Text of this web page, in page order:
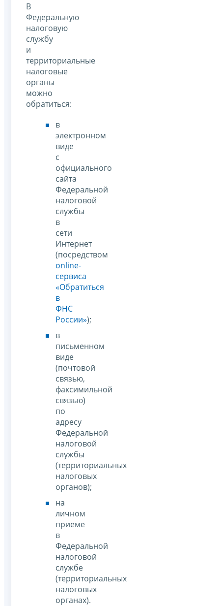
В
Федеральную
налоговую
службу
и
территориальные
налоговые
органы
можно
обратиться:
в
электронном
виде
с
официального
сайта
Федеральной
налоговой
службы
в
сети
Интернет
(посредством
online-
сервиса
«Обратиться
в
ФНС
России»);
в
письменном
виде
(почтовой
связью,
факсимильной
связью)
по
адресу
Федеральной
налоговой
службы
(территориальных
налоговых
органов);
на
личном
приеме
в
Федеральной
налоговой
службе
(территориальных
налоговых
органах).